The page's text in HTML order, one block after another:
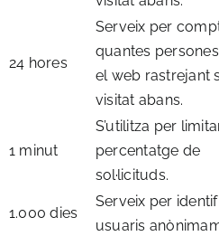
24 hores
Serveix per
quantes
el web rastrejant
visitat abans.
1 minut
S’utilitza per
percentatge de
sol·licituds.
1.000 dies
Serveix per
usuaris